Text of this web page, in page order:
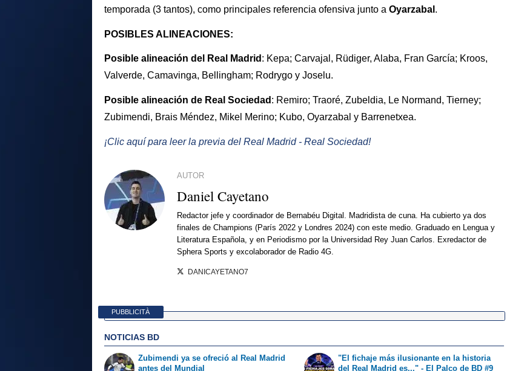
temporada (3 tantos), como principales referencia ofensiva junto a Oyarzabal .
POSIBLES ALINEACIONES:
Posible alineación del Real Madrid : Kepa; Carvajal, Rüdiger, Alaba, Fran García; Kroos,
Valverde, Camavinga, Bellingham; Rodrygo y Joselu.
Posible alineación de Real Sociedad : Remiro; Traoré, Zubeldia, Le Normand, Tierney;
Zubimendi, Brais Méndez, Mikel Merino; Kubo, Oyarzabal y Barrenetxea.
¡Clic aquí para leer la previa del Real Madrid - Real Sociedad!
AUTOR
Daniel Cayetano
Redactor jefe y coordinador de Bernabéu Digital. Madridista de cuna. Ha cubierto ya dos
finales de Champions (París 2022 y Londres 2024) con este medio. Graduado en Lengua y
Literatura Española, y en Periodismo por la Universidad Rey Juan Carlos. Exredactor de
Sphera Sports y excolaborador de Radio 4G.
DANICAYETANO7
PUBBLICITÀ
NOTICIAS BD
Zubimendi ya se ofreció al Real Madrid
antes del Mundial
"El fichaje más ilusionante en la historia
del Real Madrid es..." - El Palco de BD #9